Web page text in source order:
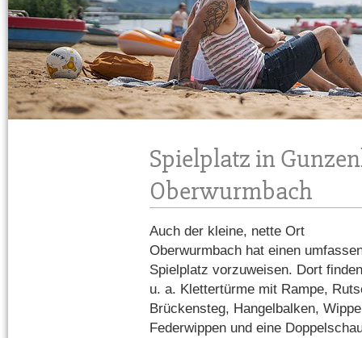
Spielplatz in
Oberwurmbach
Auch der kleine, nette Ort
Oberwurmbach hat einen
Spielplatz vorzuweisen. Dort
u. a. Klettertürme mit Rampe,
Brückensteg, Hangelbalken,
Federwippen und eine